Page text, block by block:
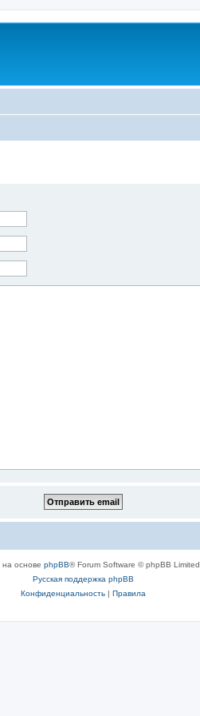
основе phpBB® Forum Software © phpBB Limited
Русская поддержка phpBB
Конфиденциальность| Правила